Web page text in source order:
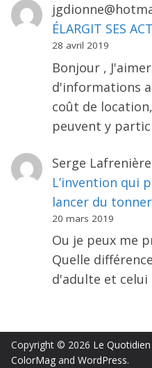
ÉLARGIT SES
28 avril 2019
Bonjour ,
d'informations
coût de
peuvent y
Serge Lafrenière
L’invention qui
lancer du
20 mars 2019
Ou je peux me
Quelle
d'adulte et celui
Copyright © 2026 Le
ColorMag and WordPress.